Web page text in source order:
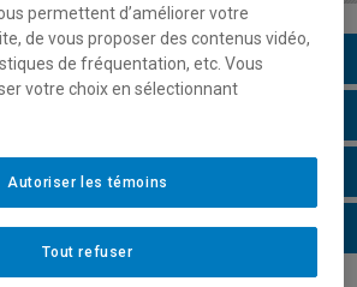
2026
permettent d’améliorer votre
de vous proposer des contenus vidéo,
de fréquentation, etc. Vous
votre choix en sélectionnant
Tout refuser
Autoriser les témoins